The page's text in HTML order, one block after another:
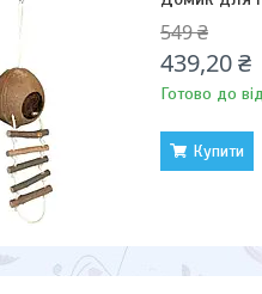
549 ₴
439,20 ₴
Готово до
Купити